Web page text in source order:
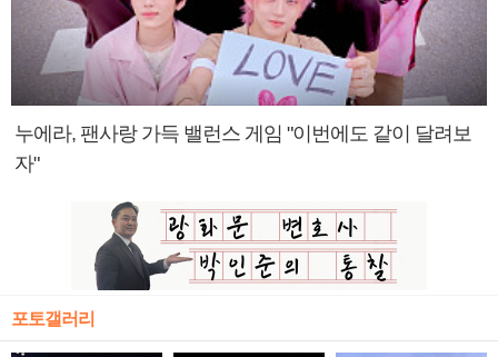
누에라, 팬사랑 가득 밸런스 게임 "이번에도 같이 달려보
자"
포토갤러리